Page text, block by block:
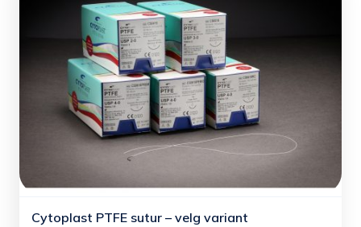
Cytoplast PTFE sutur – velg variant